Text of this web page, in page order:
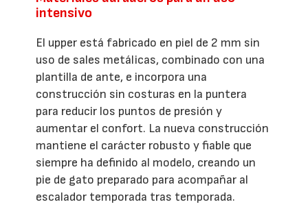
intensivo
El upper está fabricado en piel de 2 mm sin
uso de sales metálicas, combinado con una
plantilla de ante, e incorpora una
construcción sin costuras en la puntera
para reducir los puntos de presión y
aumentar el confort. La nueva construcción
mantiene el carácter robusto y fiable que
siempre ha definido al modelo, creando un
pie de gato preparado para acompañar al
escalador temporada tras temporada.